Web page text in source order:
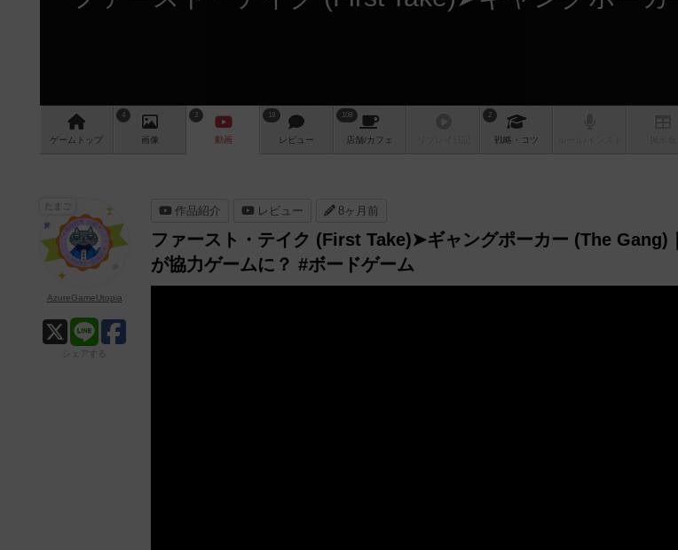
ゲーム トップ
4
画像
2
動画
18
レビュー
108
店舗/カフェ
2
戦略 ・コツ
作品紹介 レビュー 8ヶ月前
ファースト・テイク (First Take)➤ギャングポーカー (The Gang)
が協力ゲームに？ #ボードゲーム
AzureGameUtopia
シェアする